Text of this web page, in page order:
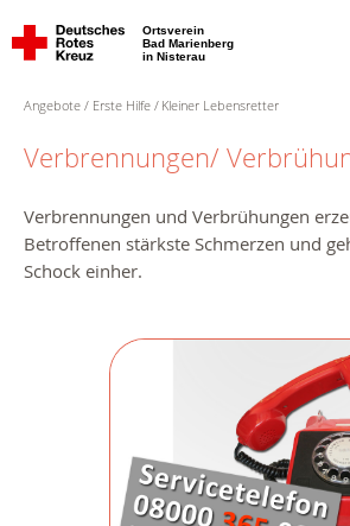
Ortsverein
Bad Marienberg
in Nisterau
Angebote Erste Hilfe Kleiner Lebensretter
Verbrennungen/
Verbrennungen und Verbrühungen
Betroffenen stärkste Schmerzen und
Schock einher.